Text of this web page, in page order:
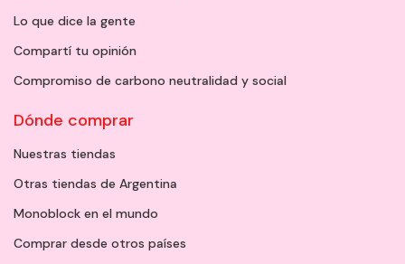
Lo que dice la gente
Compartí tu opinión
Compromiso de carbono neutralidad y social
Dónde comprar
Nuestras tiendas
Otras tiendas de Argentina
Monoblock en el mundo
Comprar desde otros países